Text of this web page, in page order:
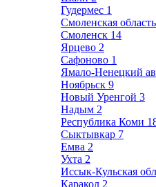
Гудермес 1
Смоленская область
Смоленск 14
Ярцево 2
Сафоново 1
Ямало-Ненецкий
Ноябрьск 9
Новый Уренгой 3
Надым 2
Республика Коми
Сыктывкар 7
Емва 2
Ухта 2
Иссык-Кульская
Каракол 2